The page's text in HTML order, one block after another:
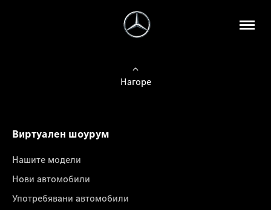
Нагоре
Виртуален шоурум
Нашите модели
Нови автомобили
Употребявани автомобили